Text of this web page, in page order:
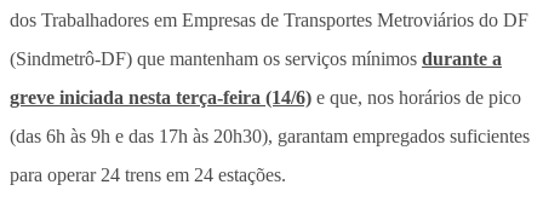
dos Trabalhadores em Empresas de Transportes Metroviários do DF
(Sindmetrô-DF) que mantenham os serviços mínimos durante a
greve iniciada nesta terça-feira (14/6) e que, nos horários de pico
(das 6h às 9h e das 17h às 20h30), garantam empregados suficientes
para operar 24 trens em 24 estações.